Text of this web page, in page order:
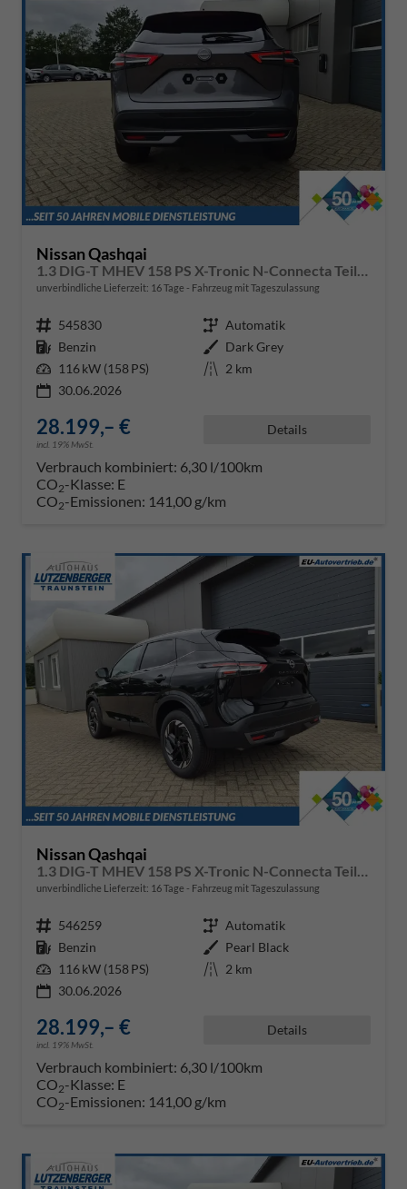
Nissan Qashqai
unverbindliche Lieferzeit: 16 Tage Fahrzeug mit Tageszulassung
Fahrzeugnr. 545830 Getriebe Automatik
Kraftstoff Benzin Außenfarbe Dark Grey
Leistung 116 kW (158 PS) Kilometerstand 2 km
30.06.2026
28.199,– €
incl. 19% MwSt.
Details
Verbrauch kombiniert: 6,30 l/100km
CO2-Klasse: E
CO2-Emissionen: 141,00 g/km
Nissan Qashqai
unverbindliche Lieferzeit: 16 Tage Fahrzeug mit Tageszulassung
Fahrzeugnr. 546259 Getriebe Automatik
Kraftstoff Benzin Außenfarbe Pearl Black
Leistung 116 kW (158 PS) Kilometerstand 2 km
30.06.2026
28.199,– €
incl. 19% MwSt.
Details
Verbrauch kombiniert: 6,30 l/100km
CO2-Klasse: E
CO2-Emissionen: 141,00 g/km